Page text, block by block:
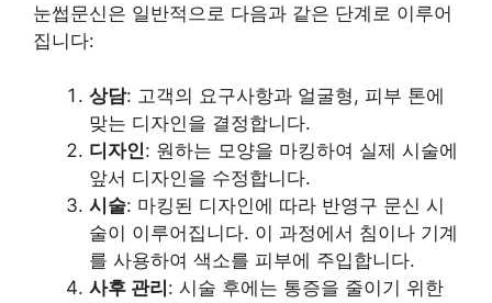
눈썹문신은 일반적으로 다음과 같은 단계로 이루어
집니다:
상담: 고객의 요구사항과 얼굴형, 피부 톤에
맞는 디자인을 결정합니다.
디자인: 원하는 모양을 마킹하여 실제 시술에
앞서 디자인을 수정합니다.
시술: 마킹된 디자인에 따라 반영구 문신 시
술이 이루어집니다. 이 과정에서 침이나 기계
를 사용하여 색소를 피부에 주입합니다.
사후 관리 : 시술 후에는 통증을 줄이기 위한